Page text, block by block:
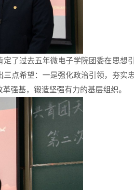
定了过去五年微电子学院团委在思想引
点希望：一是强化政治引领，夯实
强基，锻造坚强有力的基层组织。